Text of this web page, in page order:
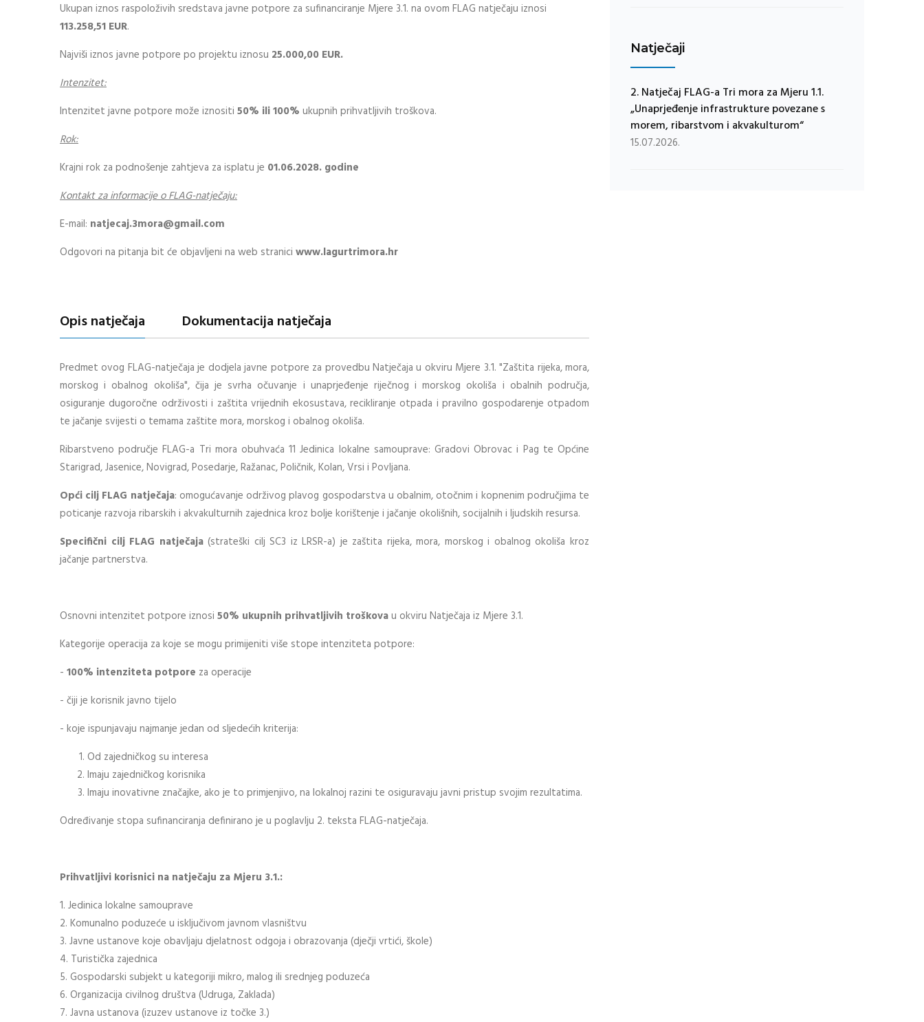
Ukupan iznos raspoloživih sredstava javne potpore za sufinanciranje Mjere 3.1. na ovom FLAG natječaju iznosi
113.258,51 EUR.
Najviši iznos javne potpore po projektu iznosu 25.000,00 EUR.
Intenzitet:
Intenzitet javne potpore može iznositi 50% ili 100% ukupnih prihvatljivih troškova.
Rok:
Krajni rok za podnošenje zahtjeva za isplatu je 01.06.2028. godine
Kontakt za informacijeo FLAG-natječaju:
E-mail: natjecaj.3mora@gmail.com
Odgovori na pitanja bit će objavljeni na web stranici www.lagurtrimora.hr
Opis natječaja Dokumentacija natječaja
Predmet ovog FLAG-natječaja je dodjela javne potpore za provedbu Natječaja u okviru Mjere 3.1. "Zaštita rijeka, mora,
morskog i obalnog okoliša", čija je svrha očuvanje i unaprjeđenje riječnog i morskog okoliša i obalnih područja,
osiguranje dugoročne održivosti i zaštita vrijednih ekosustava, recikliranje otpada i pravilno gospodarenje otpadom
te jačanje svijesti o temama zaštite mora, morskog i obalnog okoliša.
Ribarstveno područje FLAG-a Tri mora obuhvaća 11 Jedinica lokalne samouprave: Gradovi Obrovac i Pag te Općine
Starigrad, Jasenice, Novigrad, Posedarje, Ražanac, Poličnik, Kolan, Vrsi i Povljana.
Opći cilj FLAG natječaja: omogućavanje održivog plavog gospodarstva u obalnim, otočnim i kopnenim područjima te
poticanje razvoja ribarskih i akvakulturnih zajednica kroz bolje korištenje i jačanje okolišnih, socijalnih i ljudskih resursa.
Specifični cilj FLAG natječaja(strateški cilj SC3 iz LRSR-a) je zaštita rijeka, mora, morskog i obalnog okoliša kroz
jačanje partnerstva.
Osnovni intenzitet potpore iznosi 50% ukupnih prihvatljivih troškovau okviru Natječaja iz Mjere 3.1.
Kategorije operacija za koje se mogu primijeniti više stope intenziteta potpore:
- 100% intenziteta potpore za operacije
- čiji je korisnik javno tijelo
- koje ispunjavaju najmanje jedan od sljedećih kriterija:
Od zajedničkog su interesa
Imaju zajedničkog korisnika
Imaju inovativne značajke, ako je to primjenjivo, na lokalnoj razini te osiguravaju javni pristup svojim rezultatima.
Određivanje stopa sufinanciranja definirano je u poglavlju 2. teksta FLAG-natječaja.
Prihvatljivi korisnici na natječaju za Mjeru 3.1.:
1. Jedinica lokalne samouprave
2. Komunalno poduzeće u isključivom javnom vlasništvu
3. Javne ustanove koje obavljaju djelatnost odgoja i obrazovanja (dječji vrtići, škole)
4. Turistička zajednica
5. Gospodarski subjekt u kategoriji mikro, malog ili srednjeg poduzeća
6. Organizacija civilnog društva (Udruga, Zaklada)
7. Javna ustanova (izuzev ustanove iz točke 3.)
Natječaji
2. Natječaj FLAG-a Tri mora za Mjeru 1.1.
„Unaprjeđenje infrastrukture povezane s
morem, ribarstvom i akvakulturom“
15.07.2026.